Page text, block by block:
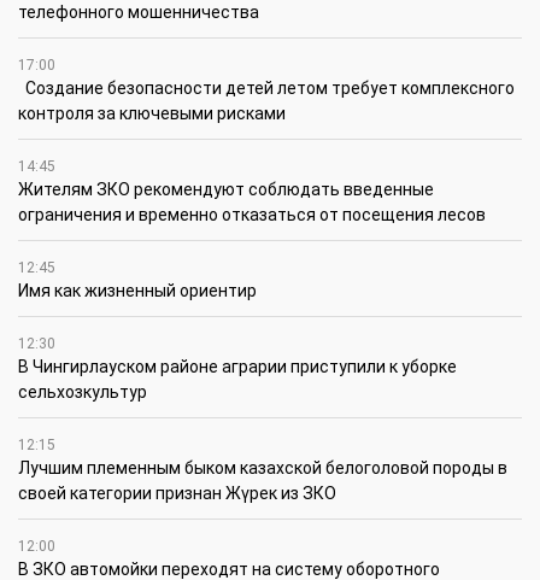
телефонного мошенничества
17:00
Создание безопасности детей летом требует комплексного
контроля за ключевыми рисками
14:45
Жителям ЗКО рекомендуют соблюдать введенные
ограничения и временно отказаться от посещения лесов
12:45
Имя как жизненный ориентир
12:30
В Чингирлауском районе аграрии приступили к уборке
сельхозкультур
12:15
Лучшим племенным быком казахской белоголовой породы в
своей категории признан Жүрек из ЗКО
12:00
В ЗКО автомойки переходят на систему оборотного